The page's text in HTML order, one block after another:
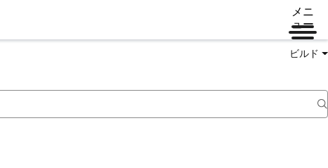
メニ
ュー
ビルド